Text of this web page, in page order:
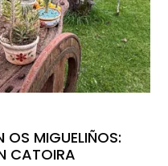
OS MIGUELIÑOS:
CATOIRA